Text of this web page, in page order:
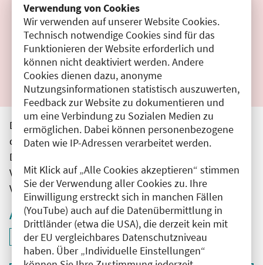
Verwendung von Cookies
Wir verwenden auf unserer Website Cookies.
Technisch notwendige Cookies sind für das
Funktionieren der Website erforderlich und
können nicht deaktiviert werden. Andere
Cookies dienen dazu, anonyme
Nutzungsinformationen statistisch auszuwerten,
Feedback zur Website zu dokumentieren und
um eine Verbindung zu Sozialen Medien zu
ermöglichen. Dabei können personenbezogene
Daten wie IP-Adressen verarbeitet werden.
Mit Klick auf „Alle Cookies akzeptieren“ stimmen
Sie der Verwendung aller Cookies zu. Ihre
Einwilligung erstreckt sich in manchen Fällen
(YouTube) auch auf die Datenübermittlung in
Drittländer (etwa die USA), die derzeit kein mit
der EU vergleichbares Datenschutzniveau
haben. Über „Individuelle Einstellungen“
Filter zurücksetzen
Ergebnisse drucken
Die hier aufgeführten Veranstaltungen entsprechen
den unmittelbar vom Veranstalter getätigten Angaben.
Die Ärztekammer Berlin übernimmt keine
Verantwortung für den Inhalt, die Haftung obliegt dem
Veranstalter.
Aktive Filter
Filter
ID: ANT-2600994
deaktivieren und Suchergebnisse neu laden